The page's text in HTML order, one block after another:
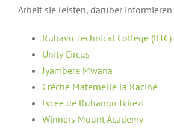
Arbeit sie leisten, darüber
Rubavu Technical College (RTC)
Unity Circus
Jyambere Mwana
Crèche Maternelle la Racine
Lycee de Ruhango Ikirezi
Winners Mount Academy